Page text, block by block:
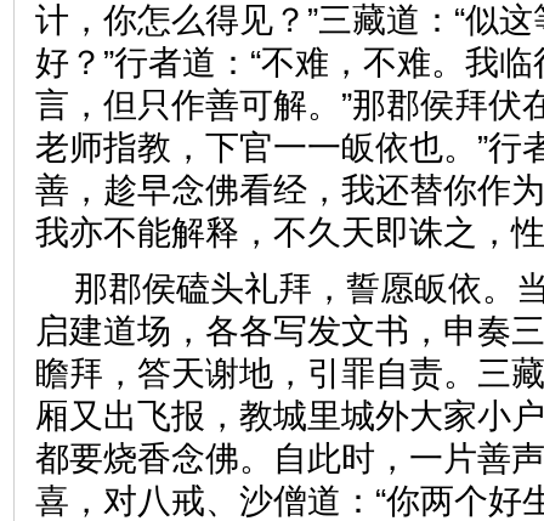
计，你怎么得见？”三藏道：“似
好？”行者道：“不难，不难。我
言，但只作善可解。”那郡侯拜伏
老师指教，下官一一皈依也。”行
善，趁早念佛看经，我还替你作
我亦不能解释，不久天即诛之
那郡侯磕头礼拜，誓愿皈依。
启建道场，各各写发文书，申奏
瞻拜，答天谢地，引罪自责。三
厢又出飞报，教城里城外大家小
都要烧香念佛。自此时，一片善
喜，对八戒、沙僧道：“你两个好